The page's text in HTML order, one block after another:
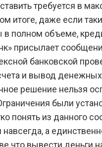
требуется в
итоге, даже если
полном объеме,
присылает
банковской
и вывод
решение нельзя
были
понять из данного
а